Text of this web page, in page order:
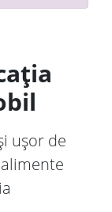
ușor de